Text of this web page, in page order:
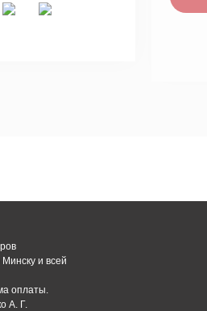
Минску и всей
оплаты.
А. Г.